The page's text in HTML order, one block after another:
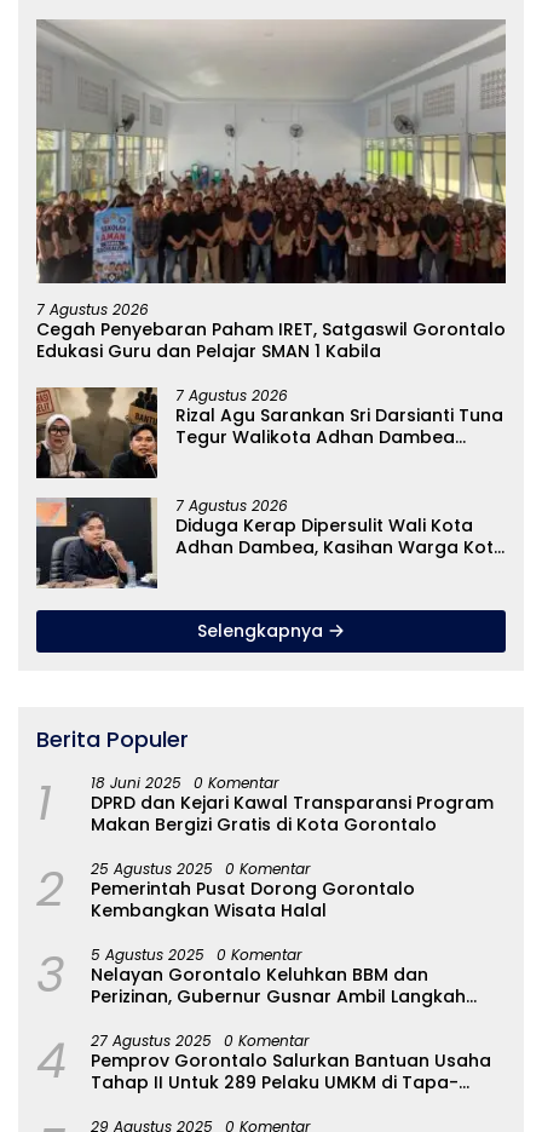
7 Agustus 2026
Cegah Penyebaran Paham IRET, Satgaswil Gorontalo
Edukasi Guru dan Pelajar SMAN 1 Kabila
7 Agustus 2026
Rizal Agu Sarankan Sri Darsianti Tuna
Tegur Walikota Adhan Dambea
7 Agustus 2026
Diduga Kerap Dipersulit Wali Kota
Adhan Dambea, Kasihan Warga Kota
Selengkapnya
Berita Populer
1 18 Juni 2025 0 Komentar
DPRD dan Kejari Kawal Transparansi Program
Makan Bergizi Gratis di Kota Gorontalo
2 25 Agustus 2025 0 Komentar
Pemerintah Pusat Dorong Gorontalo
Kembangkan Wisata Halal
3 5 Agustus 2025 0 Komentar
Nelayan Gorontalo Keluhkan BBM dan
Perizinan, Gubernur Gusnar Ambil Langkah
4 27 Agustus 2025 0 Komentar
Pemprov Gorontalo Salurkan Bantuan Usaha
Tahap II Untuk 289 Pelaku UMKM di Tapa-
29 Agustus 2025 0 Komentar